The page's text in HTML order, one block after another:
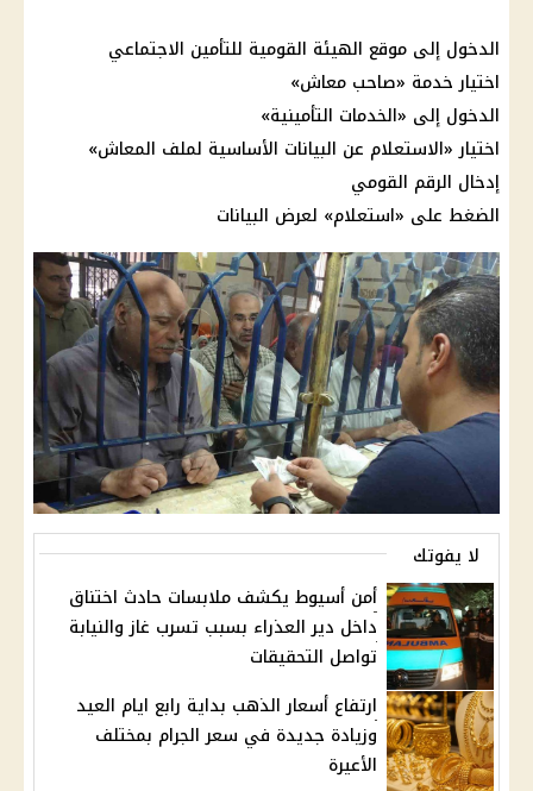
الدخول إلى موقع الهيئة القومية للتأمين الاجتماعي
اختيار خدمة «صاحب معاش»
الدخول إلى «الخدمات التأمينية»
اختيار «الاستعلام عن البيانات الأساسية لملف المعاش»
إدخال الرقم القومي
الضغط على «استعلام» لعرض البيانات
لا يفوتك
أمن أسيوط يكشف ملابسات حادث اختناق
داخل دير العذراء بسبب تسرب غاز والنيابة
تواصل التحقيقات
ارتفاع أسعار الذهب بداية رابع ايام العيد
وزيادة جديدة في سعر الجرام بمختلف
الأعيرة